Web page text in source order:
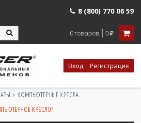
8 (800) 770 06 59
0 товаров 0₽
Вход Регистрация
КОМПЬЮТЕРНЫЕ КРЕСЛА
КРЕСЛО*